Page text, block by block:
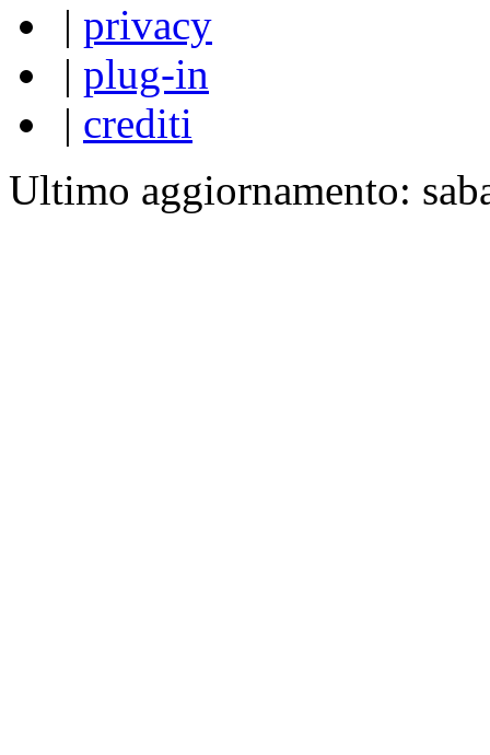
| privacy
| plug-in
| crediti
Ultimo aggiornamento: